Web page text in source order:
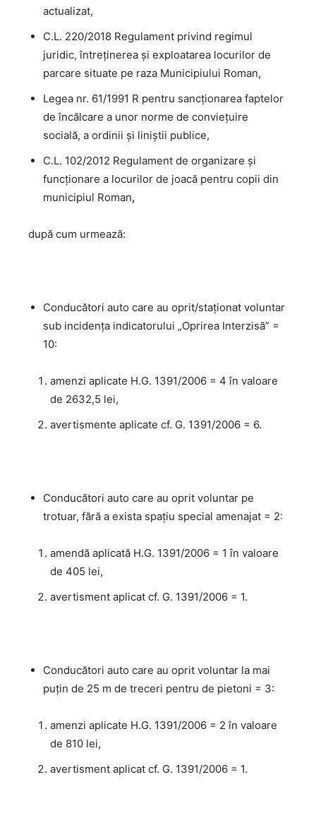
actualizat,
C.L. 220/2018 Regulament privind regimul
juridic, întreţinerea şi exploatarea locurilor de
parcare situate pe raza Municipiului Roman,
Legea nr. 61/1991 R pentru sancţionarea faptelor
de încălcare a unor norme de convieţuire
socială, a ordinii şi liniştii publice,
C.L. 102/2012 Regulament de organizare și
funcţionare a locurilor de joacă pentru copii din
municipiul Roman,
după cum urmează:
Conducători auto care au oprit/staționat voluntar
sub incidenţa indicatorului „Oprirea Interzisă” =
10:
amenzi aplicate H.G. 1391/2006 = 4 în valoare
de 2632,5 lei,
avertismente aplicate cf. G. 1391/2006 = 6.
Conducători auto care au oprit voluntar pe
trotuar, fără a exista spaţiu special amenajat = 2:
amendă aplicată H.G. 1391/2006 = 1 în valoare
de 405 lei,
avertisment aplicat cf. G. 1391/2006 = 1.
Conducători auto care au oprit voluntar la mai
puţin de 25 m de treceri pentru de pietoni = 3:
amenzi aplicate H.G. 1391/2006 = 2 în valoare
de 810 lei,
avertisment aplicat cf. G. 1391/2006 = 1.